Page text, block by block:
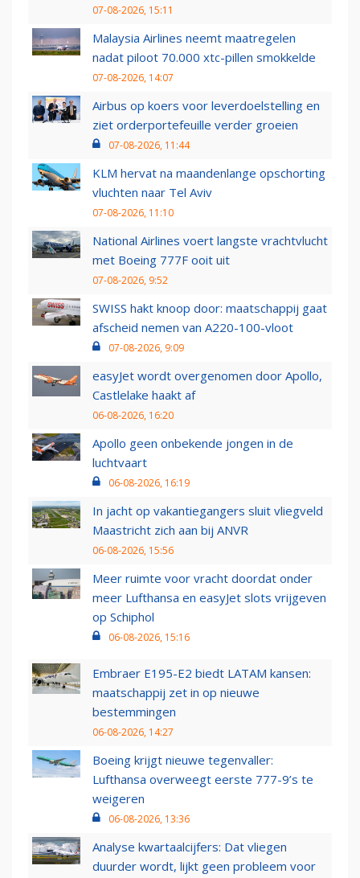
07-08-2026, 15:11
Malaysia Airlines neemt maatregelen
nadat piloot 70.000 xtc-pillen smokkelde
07-08-2026, 14:07
Airbus op koers voor leverdoelstelling en
ziet orderportefeuille verder groeien
07-08-2026, 11:44
KLM hervat na maandenlange opschorting
vluchten naar Tel Aviv
07-08-2026, 11:10
National Airlines voert langste vrachtvlucht
met Boeing 777F ooit uit
07-08-2026, 9:52
SWISS hakt knoop door: maatschappij gaat
afscheid nemen van A220-100-vloot
07-08-2026, 9:09
easyJet wordt overgenomen door Apollo,
Castlelake haakt af
06-08-2026, 16:20
Apollo geen onbekende jongen in de
luchtvaart
06-08-2026, 16:19
In jacht op vakantiegangers sluit vliegveld
Maastricht zich aan bij ANVR
06-08-2026, 15:56
Meer ruimte voor vracht doordat onder
meer Lufthansa en easyJet slots vrijgeven
op Schiphol
06-08-2026, 15:16
Embraer E195-E2 biedt LATAM kansen:
maatschappij zet in op nieuwe
bestemmingen
06-08-2026, 14:27
Boeing krijgt nieuwe tegenvaller:
Lufthansa overweegt eerste 777-9’s te
weigeren
06-08-2026, 13:36
Analyse kwartaalcijfers: Dat vliegen
duurder wordt, lijkt geen probleem voor